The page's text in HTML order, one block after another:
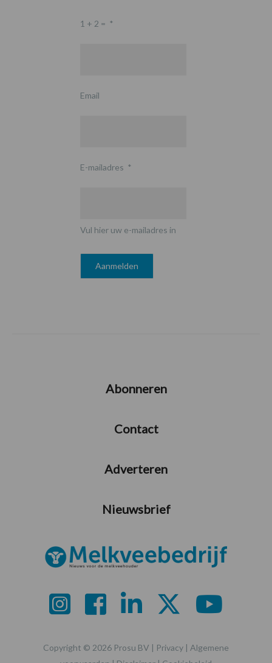
1 + 2 = *
Email
E-mailadres *
Vul hier uw e-mailadres in
Abonneren
Contact
Adverteren
Nieuwsbrief
Copyright © 2026 Prosu BV | Privacy | Algemene